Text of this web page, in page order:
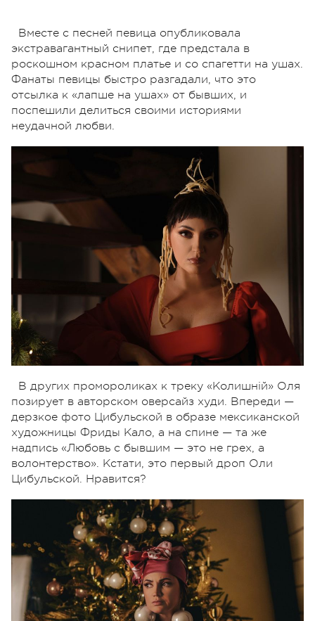
Вместе с песней певица опубликовала
экстравагантный снипет, где предстала в
роскошном красном платье и со спагетти на ушах.
Фанаты певицы быстро разгадали, что это
отсылка к «лапше на ушах» от бывших, и
поспешили делиться своими историями
неудачной любви.
В других промороликах к треку «Колишній» Оля
позирует в авторском оверсайз худи. Впереди —
дерзкое фото Цибульской в образе мексиканской
художницы Фриды Кало, а на спине — та же
надпись «Любовь с бывшим — это не грех, а
волонтерство». Кстати, это первый дроп Оли
Цибульской. Нравится?